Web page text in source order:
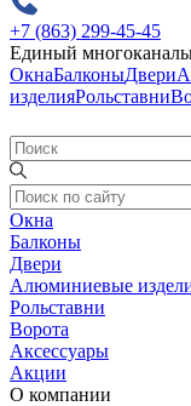
+7 (863) 299-45-45
Единый
ОкнаБалконыДвери
изделияРольставни
Окна
Балконы
Двери
Алюминиевые
Рольставни
Ворота
Аксессуары
Акции
О компании